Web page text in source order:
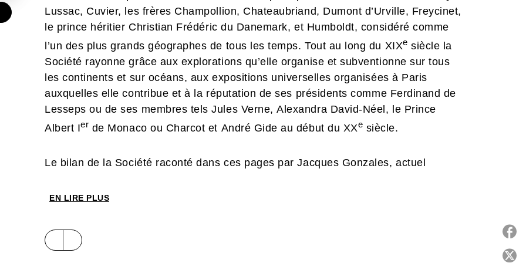
Lussac, Cuvier, les frères Champollion, Chateaubriand, Dumont d’Urville, Freycinet,
le prince héritier Christian Frédéric du Danemark, et Humboldt, considéré comme
l’un des plus grands géographes de tous les temps. Tout au long du XIXe siècle la
Société rayonne grâce aux explorations qu’elle organise et subventionne sur tous
les continents et sur océans, aux expositions universelles organisées à Paris
auxquelles elle contribue et à la réputation de ses présidents comme Ferdinand de
Lesseps ou de ses membres tels Jules Verne, Alexandra David-Néel, le Prince
Albert Ier de Monaco ou Charcot et André Gide au début du XXe siècle.
Le bilan de la Société raconté dans ces pages par Jacques Gonzales, actuel
constitution d’une cartographie quasi complète des continents, des mondes sous-
300 documents sont ici présentés, témoignages de cette volonté de décrire la Terre
EN LIRE PLUS